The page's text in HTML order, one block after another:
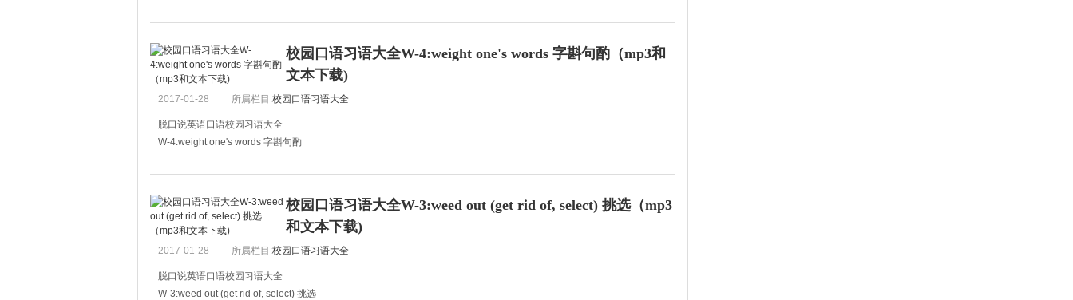
A:我听说乔的父母相当富有。
B:Of course. They're just hought him a new car for his b
校园口语习语大全W-4:weight one's words 字斟句酌（mp3和
文本下载)
2017-01-28 所属栏目:校园口语习语大全
脱口说英语口语校园习语大全
W-4:weight one's words 字斟句酌
A：你在干什么？
B:I am writing a letter to my boyfriend.
B：我正打算给男朋友写信。
校园口语习语大全W-3:weed out (get rid of, select) 挑选（mp3
和文本下载)
2017-01-28 所属栏目:校园口语习语大全
脱口说英语口语校园习语大全
W-3:weed out (get rid of, select) 挑选